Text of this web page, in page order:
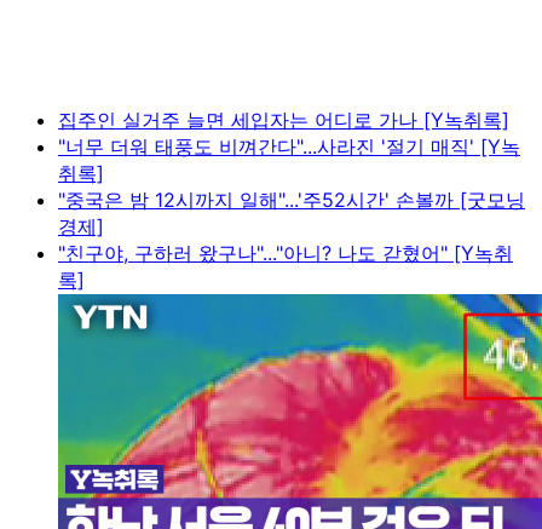
집주인 실거주 늘면 세입자는 어디로 가나 [Y녹취록]
"너무 더워 태풍도 비껴간다"...사라진 '절기 매직' [Y녹
취록]
"중국은 밤 12시까지 일해"...'주52시간' 손볼까 [굿모닝
경제]
"친구야, 구하러 왔구나"..."아니? 나도 갇혔어" [Y녹취
록]